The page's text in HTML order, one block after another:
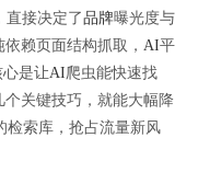
直接决定了品牌曝光度与
依赖页面结构抓取， AI平
是让AI爬虫能快速找
关键技巧，就能大幅降
检索库，抢占流量新风